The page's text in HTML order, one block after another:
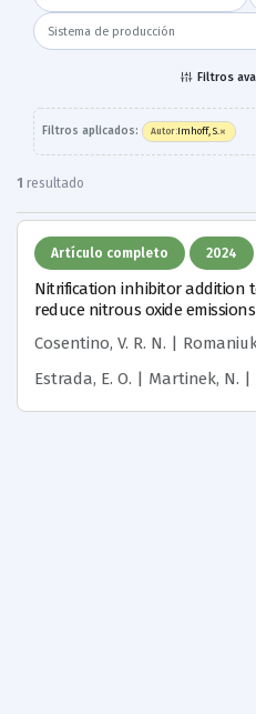
Sistema de producción
Filtros
Filtros aplicados: Autor:Imhoff, S.×
1 resultado
Artículo completo 2024
Nitrification inhibitor addition
reduce nitrous oxide emissions
Cosentino, V. R. N. |
Estrada, E. O. | Martinek, N. |